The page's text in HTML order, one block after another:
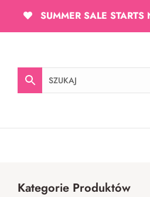
SUMMER SALE
Kategorie Produktów